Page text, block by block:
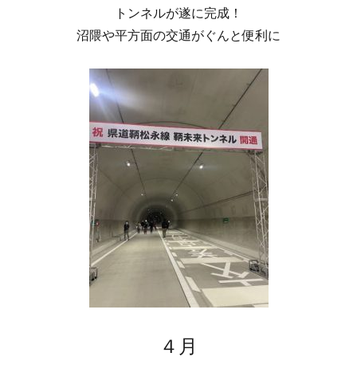
トンネルが遂に完成！
沼隈や平方面の交通がぐんと便利に
４月